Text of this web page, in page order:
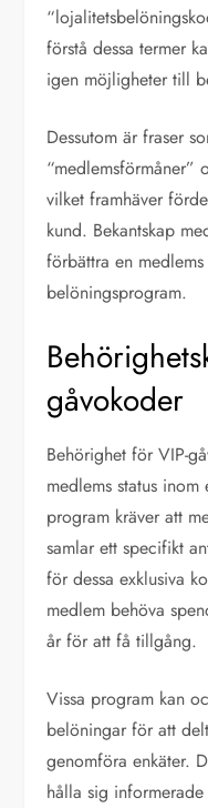
förstå dessa termer
igen möjligheter till
Dessutom är fraser
vilket framhäver
kund. Bekantskap
förbättra en
belöningsprogram.
gåvokoder
Behörighet för VIP-
medlems status
program kräver att
samlar ett specifikt
för dessa exklusiva
medlem behöva
år för att få tillgång.
Vissa program kan
belöningar för att
genomföra enkäter.
hålla sig